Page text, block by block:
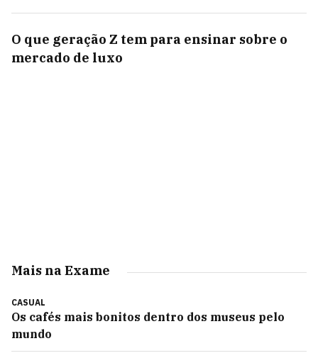
O que geração Z tem para ensinar sobre o
mercado de luxo
Mais na Exame
CASUAL
Os cafés mais bonitos dentro dos museus pelo
mundo